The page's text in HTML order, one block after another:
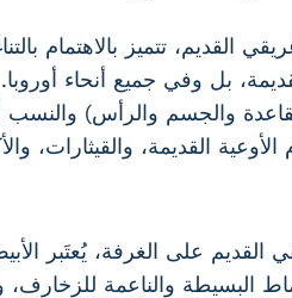
القديم، تتميز بالاهتمام
بل وفي جميع أنحاء
والجسم والرأس) والنسب
القديمة، والقيثارات،
القديم على الغرفة، يُعتَبر
البسيطة والناعمة للزخارف،